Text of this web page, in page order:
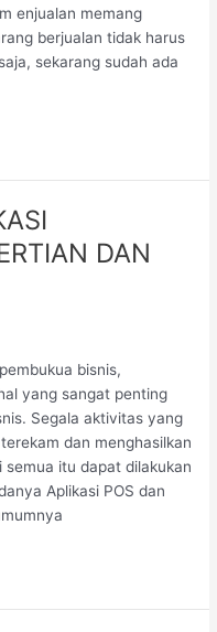
enjualan memang
berjualan tidak harus
sekarang sudah ada
DAN
bisnis,
yang sangat penting
Segala aktivitas yang
dan menghasilkan
itu dapat dilakukan
Aplikasi POS dan